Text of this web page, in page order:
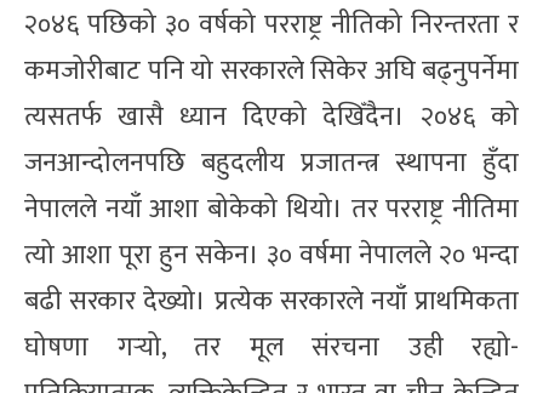
२०४६ पछिको ३० वर्षको परराष्ट्र नीतिको निरन्तरता र
कमजोरीबाट पनि यो सरकारले सिकेर अघि बढ्नुपर्नेमा
त्यसतर्फ खासै ध्यान दिएको देखिँदैन। २०४६ को
जनआन्दोलनपछि बहुदलीय प्रजातन्त्र स्थापना हुँदा
नेपालले नयाँ आशा बोकेको थियो। तर परराष्ट्र नीतिमा
त्यो आशा पूरा हुन सकेन। ३० वर्षमा नेपालले २० भन्दा
बढी सरकार देख्यो। प्रत्येक सरकारले नयाँ प्राथमिकता
घोषणा गर्‍यो, तर मूल संरचना उही रह्यो-